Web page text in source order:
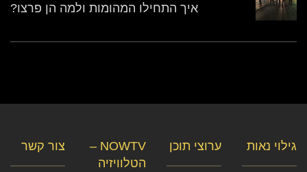
איך התחילו המהומות ולמה הן פרצו?
צור קשר
NOWTV –
הטלוויזיה
ערוצי תוכן גילוי נאות